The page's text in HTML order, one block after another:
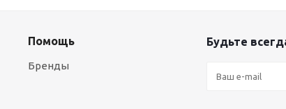
Помощь
Бренды
Будьте